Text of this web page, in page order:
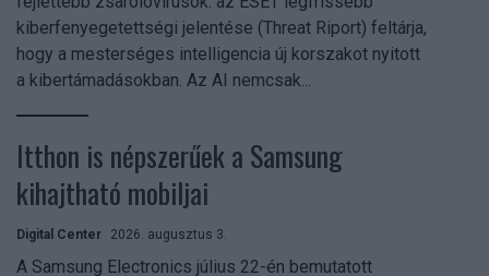
kiberfenyegetettségi jelentése (Threat Riport) feltárja,
hogy a mesterséges intelligencia új korszakot nyitott
a kibertámadásokban. Az AI nemcsak...
Itthon is népszerűek a Samsung
kihajtható mobiljai
Digital Center 2026. augusztus 3.
A Samsung Electronics július 22-én bemutatott